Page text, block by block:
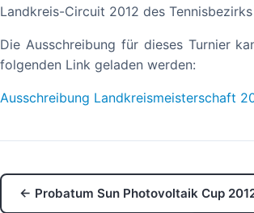
Landkreis-Circuit 2012 des
Die Ausschreibung für dieses Turnier
folgenden Link geladen werden:
Ausschreibung Landkreismeisterschaft
← Probatum Sun Photovoltaik Cup